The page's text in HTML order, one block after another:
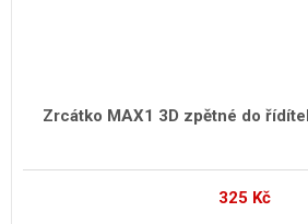
Zrcátko MAX1 3D zpětné do
325 Kč